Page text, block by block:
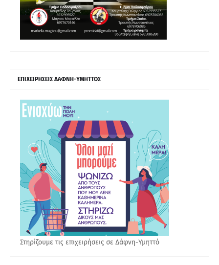
ΕΠΙΧΕΙΡΗΣΕΙΣ ΔΑΦΝΗ-ΥΜΗΤΤΟΣ
Στηρίζουμε τις επιχειρήσεις σε Δάφνη-Υμηττό